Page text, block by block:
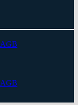
AGB
AGB